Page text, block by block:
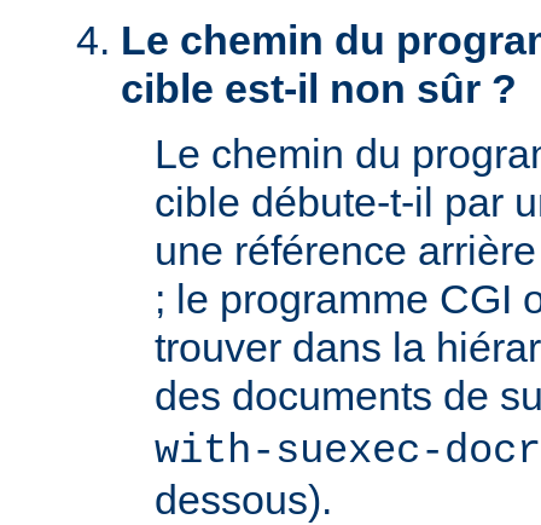
Le chemin du
cible est-il non sûr ?
Le chemin du
cible débute-t-il par
une référence
; le programme CGI
trouver dans la
des documents de
with-suexec-
dessous).